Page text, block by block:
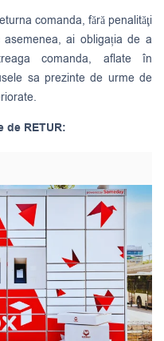
comanda, fără penalităţi
ai obligația de a
comanda, aflate în
sa prezinte de urme de
RETUR: